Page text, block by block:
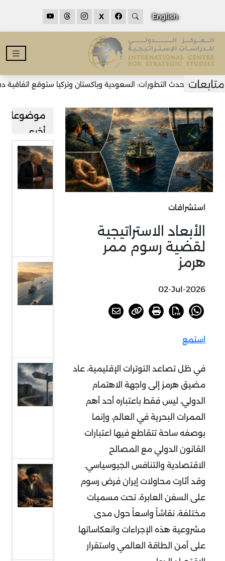
English
X
أحدث التطورات: السعودية وباكستان وتركيا ستوقع اتفاقية
استشرافات
الأبعاد الاستراتيجية
لقضية رسوم ممر
هرمز
02-Jul-2026
استمع
في ظل تصاعد التوترات الإقليمية، عاد
مضيق هرمز إلى واجهة الاهتمام
الدولي، ليس فقط باعتباره أحد أهم
الممرات البحرية في العالم، وإنما
بوصفه ساحة تتقاطع فيها اعتبارات
القانون الدولي مع المصالح
الاقتصادية والتنافس الجيوسياسي.
وقد أثارت محاولات إيران فرض رسوم
على السفن العابرة، تحت مسميات
مختلفة، نقاشاً واسعاً حول مدى
مشروعية هذه الإجراءات وانعكاساتها
على أمن الطاقة العالمي واستقرار
موضوعات
أخرى
خطة
غزة بين
تجاوز
جمود
الناتو..
معضلة
الهوية
ومستقبل
الأمن
سلوك
إيران
والمخاوف
من تغيير
طبيعة
الحرب